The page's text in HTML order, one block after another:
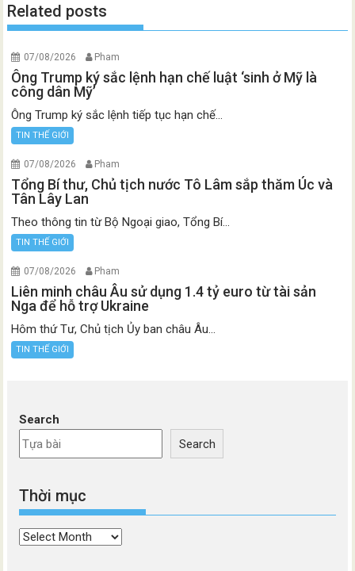
Related posts
07/08/2026 Pham
Ông Trump ký sắc lệnh hạn chế luật ‘sinh ở Mỹ là
công dân Mỹ’
Ông Trump ký sắc lệnh tiếp tục hạn chế...
TIN THẾ GIỚI
07/08/2026 Pham
Tổng Bí thư, Chủ tịch nước Tô Lâm sắp thăm Úc và
Tân Lây Lan
Theo thông tin từ Bộ Ngoại giao, Tổng Bí...
TIN THẾ GIỚI
07/08/2026 Pham
Liên minh châu Âu sử dụng 1.4 tỷ euro từ tài sản
Nga để hỗ trợ Ukraine
Hôm thứ Tư, Chủ tịch Ủy ban châu Âu...
TIN THẾ GIỚI
Search
Search
Thời mục
Thời